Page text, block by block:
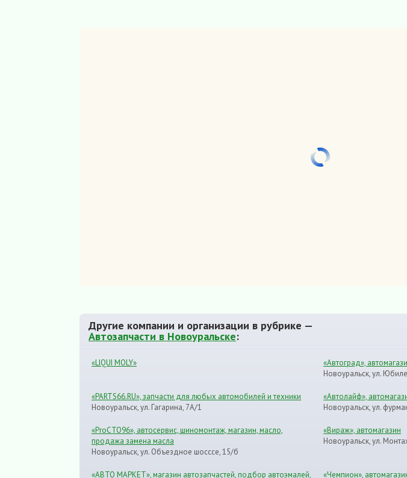
Другие компании и организации в рубрике —
Автозапчасти в Новоуральске:
«LIQUI MOLY»
«Автоград»,
Новоуральск, ул.
«PARTS66.RU», запчасти для любых автомобилей и техники
Новоуральск, ул. Гагарина, 7А/1
«Автолайф»,
Новоуральск, ул.
«ProCTO96», автосервис, шиномонтаж, магазин, масло,
продажа замена масла
Новоуральск, ул. Объездное шосссе, 15/б
«Вираж», автомагазин
Новоуральск, ул.
«АВТО МАРКЕТ», магазин автозапчастей, подбор автоэмалей, «Чемпион»,